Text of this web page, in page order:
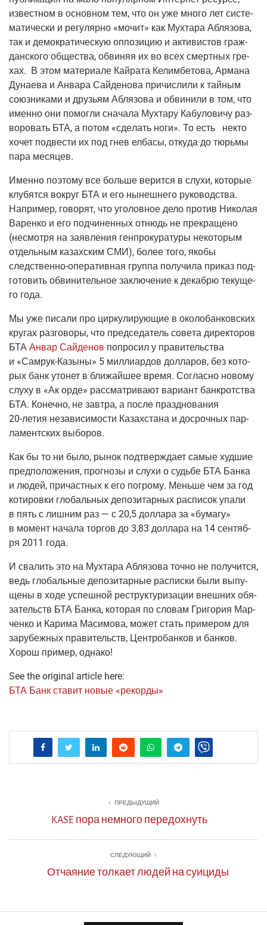
извест­ном в основ­ном тем, что он уже мно­го лет систе­
ма­ти­че­ски и регу­ляр­но «мочит» как Мух­та­ра Абля­зо­ва,
так и демо­кра­ти­че­скую оппо­зи­цию и акти­ви­стов граж­
дан­ско­го обще­ства, обви­няя их во всех смерт­ных гре­
хах. В этом мате­ри­а­ле Кай­ра­та Келим­бе­то­ва, Арма­на
Дуна­е­ва и Анва­ра Сай­де­но­ва при­чис­ли­ли к тай­ным
союз­ни­ка­ми и дру­зьям Абля­зо­ва и обви­ни­ли в том, что
имен­но они помог­ли сна­ча­ла Мух­та­ру Кабу­ло­ви­чу раз­
во­ро­вать БТА, а потом «сде­лать ноги». То есть некто
хочет под­ве­сти их под гнев елба­сы, отку­да до тюрь­мы
пара месяцев.
Имен­но поэто­му все боль­ше верит­ся в слу­хи, кото­рые
клу­бят­ся вокруг БТА и его нынеш­не­го руко­вод­ства.
Напри­мер, гово­рят, что уго­лов­ное дело про­тив Нико­лая
Варен­ко и его под­чи­нен­ных отнюдь не пре­кра­ще­но
(несмот­ря на заяв­ле­ния ген­про­ку­ра­ту­ры неко­то­рым
отдель­ным казах­ским СМИ), более того, яко­бы
след­ствен­но-опе­ра­тив­ная груп­па полу­чи­ла при­каз под­
го­то­вить обви­ни­тель­ное заклю­че­ние к декаб­рю теку­ще­
го года.
Мы уже писа­ли про цир­ку­ли­ру­ю­щие в око­ло­бан­ков­ских
кру­гах раз­го­во­ры, что пред­се­да­тель сове­та дирек­то­ров
БТА Анвар Сай­де­нов попро­сил у пра­ви­тель­ства
и «Самрук-Казы­ны» 5 мил­ли­ар­дов дол­ла­ров, без кото­
рых банк уто­нет в бли­жай­шее вре­мя. Соглас­но ново­му
слу­ху в «Ак орде» рас­смат­ри­ва­ют вари­ант банк­рот­ства
БТА. Конеч­но, не зав­тра, а после празд­но­ва­ния
20-летия неза­ви­си­мо­сти Казах­ста­на и досроч­ных пар­
ла­мент­ских выборов.
Как бы то ни было, рынок под­твер­жда­ет самые худ­шие
пред­по­ло­же­ния, про­гно­зы и слу­хи о судь­бе БТА Бан­ка
и людей, при­част­ных к его погро­му. Мень­ше чем за год
коти­ров­ки гло­баль­ных депо­зи­тар­ных рас­пи­сок упа­ли
в пять с лиш­ним раз — с 20,5 дол­ла­ра за «бума­гу»
в момент нача­ла тор­гов до 3,83 дол­ла­ра на 14 сен­тяб­
ря 2011 года.
И сва­лить это на Мух­та­ра Абля­зо­ва точ­но не полу­чит­ся,
ведь гло­баль­ные депо­зи­тар­ные рас­пис­ки были выпу­
ще­ны в ходе успеш­ной реструк­ту­ри­за­ции внеш­них обя­
за­тельств БТА Бан­ка, кото­рая по сло­вам Гри­го­рия Мар­
чен­ко и Кари­ма Маси­мо­ва, может стать при­ме­ром для
зару­беж­ных пра­ви­тельств, Цен­тро­бан­ков и бан­ков.
Хорош при­мер, однако!
See the original article here:
БТА Банк ста­вит новые «рекор­ды»
ПРЕДЫДУЩИЙ
KASE пора немного передохнуть
СЛЕДУЮЩИЙ
Отчаяние толкает людей на суициды